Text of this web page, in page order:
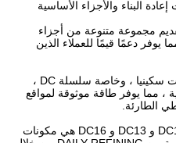
البناء والأجزاء الأساسية
مجموعة متنوعة من أجزاء
يوفر دعمًا قيمًا للعملاء الذين
مجموعات المولدات: تستخدم محركات سكينيا ، وخاصة سلسلة DC ،
، مما يوفر طاقة موثوقة لمواقع
الطارئة.
محركات سكانيا DC09 و DC11 و DC12 و DC13 و DC16 هي مكونات